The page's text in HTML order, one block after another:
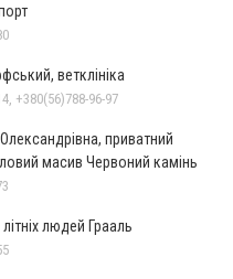
ветклініка
+380(56)788-96-97
приватний
масив Червоний камінь
людей Грааль